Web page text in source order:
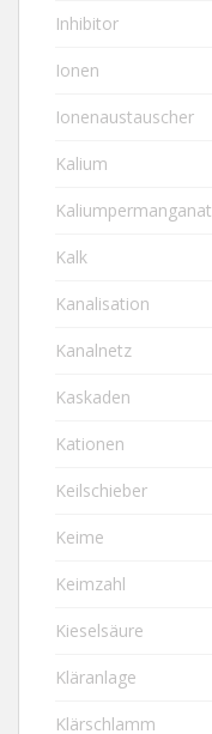
Inhibitor
Ionen
Ionenaustauscher
Kalium
Kaliumpermanganat
Kalk
Kanalisation
Kanalnetz
Kaskaden
Kationen
Keilschieber
Keime
Keimzahl
Kieselsäure
Kläranlage
Klärschlamm